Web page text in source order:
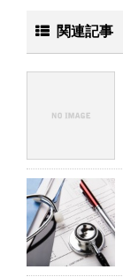
関連記事